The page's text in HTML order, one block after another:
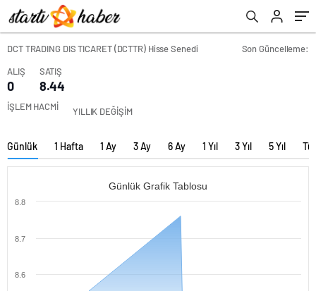
DCT TRADING DIS TICARET (DCTTR) Hisse Senedi
Son Güncelleme:
ALIŞ
0
SATIŞ
8.44
İŞLEM HACMİ YILLIK DEĞİŞİM
Günlük 1 Hafta 1 Ay 3 Ay 6 Ay 1 Yıl 3 Yıl 5 Yıl
Günlük Grafik Tablosu
8.6
8.7
8.8